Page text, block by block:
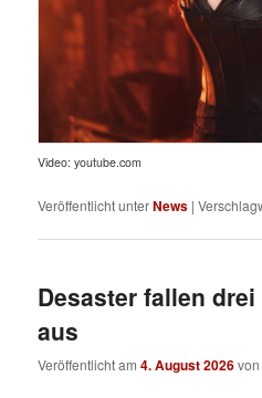
Video: youtube.com
Veröffentlicht unterNews |
Desaster fallen drei
aus
Veröffentlicht am4. August 2026